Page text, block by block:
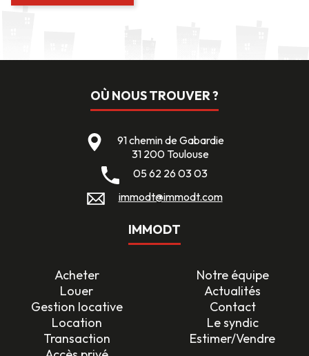
OÙ NOUS TROUVER ?
91 chemin de Gabardie
31 200 Toulouse
05 62 26 03 03
immodt@immodt.com
IMMODT
Acheter
Notre équipe
Louer
Actualités
Gestion locative
Contact
Location
Le syndic
Transaction
Estimer/Vendre